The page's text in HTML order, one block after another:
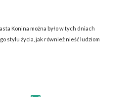
Konina można było w tych dniach
stylu życia, jak również nieść ludziom